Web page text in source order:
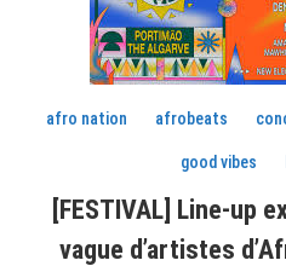
afro nation afrobeats
good vibes
[FESTIVAL] Line-up
vague d’artistes